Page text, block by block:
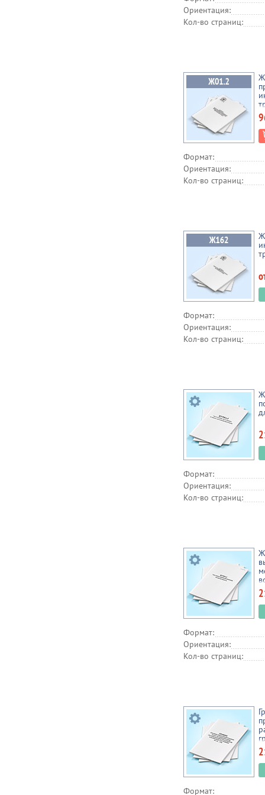
Ориентация:
Кол-во страниц:
Формат:
Ориентация:
Кол-во страниц:
Формат:
Ориентация:
Кол-во страниц:
Формат:
Ориентация:
Кол-во страниц:
Формат:
Ориентация:
Кол-во страниц:
Формат: